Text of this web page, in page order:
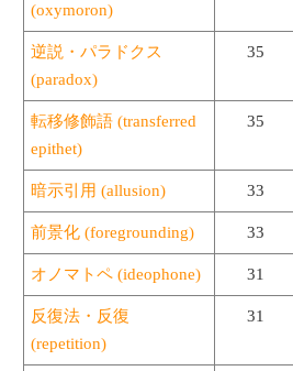
(oxymoron)
逆説・パラドクス
(paradox)
35
転移修飾語 (transferred
epithet)
35
暗示引用 (allusion) 33
前景化 (foregrounding) 33
オノマトペ (ideophone) 31
反復法・反復
(repetition)
31